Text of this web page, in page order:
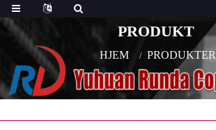
PRODUKT
HJEM PRODUKTER